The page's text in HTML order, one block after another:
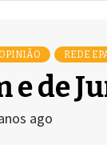
OPINIÃO REDE
e de
ago